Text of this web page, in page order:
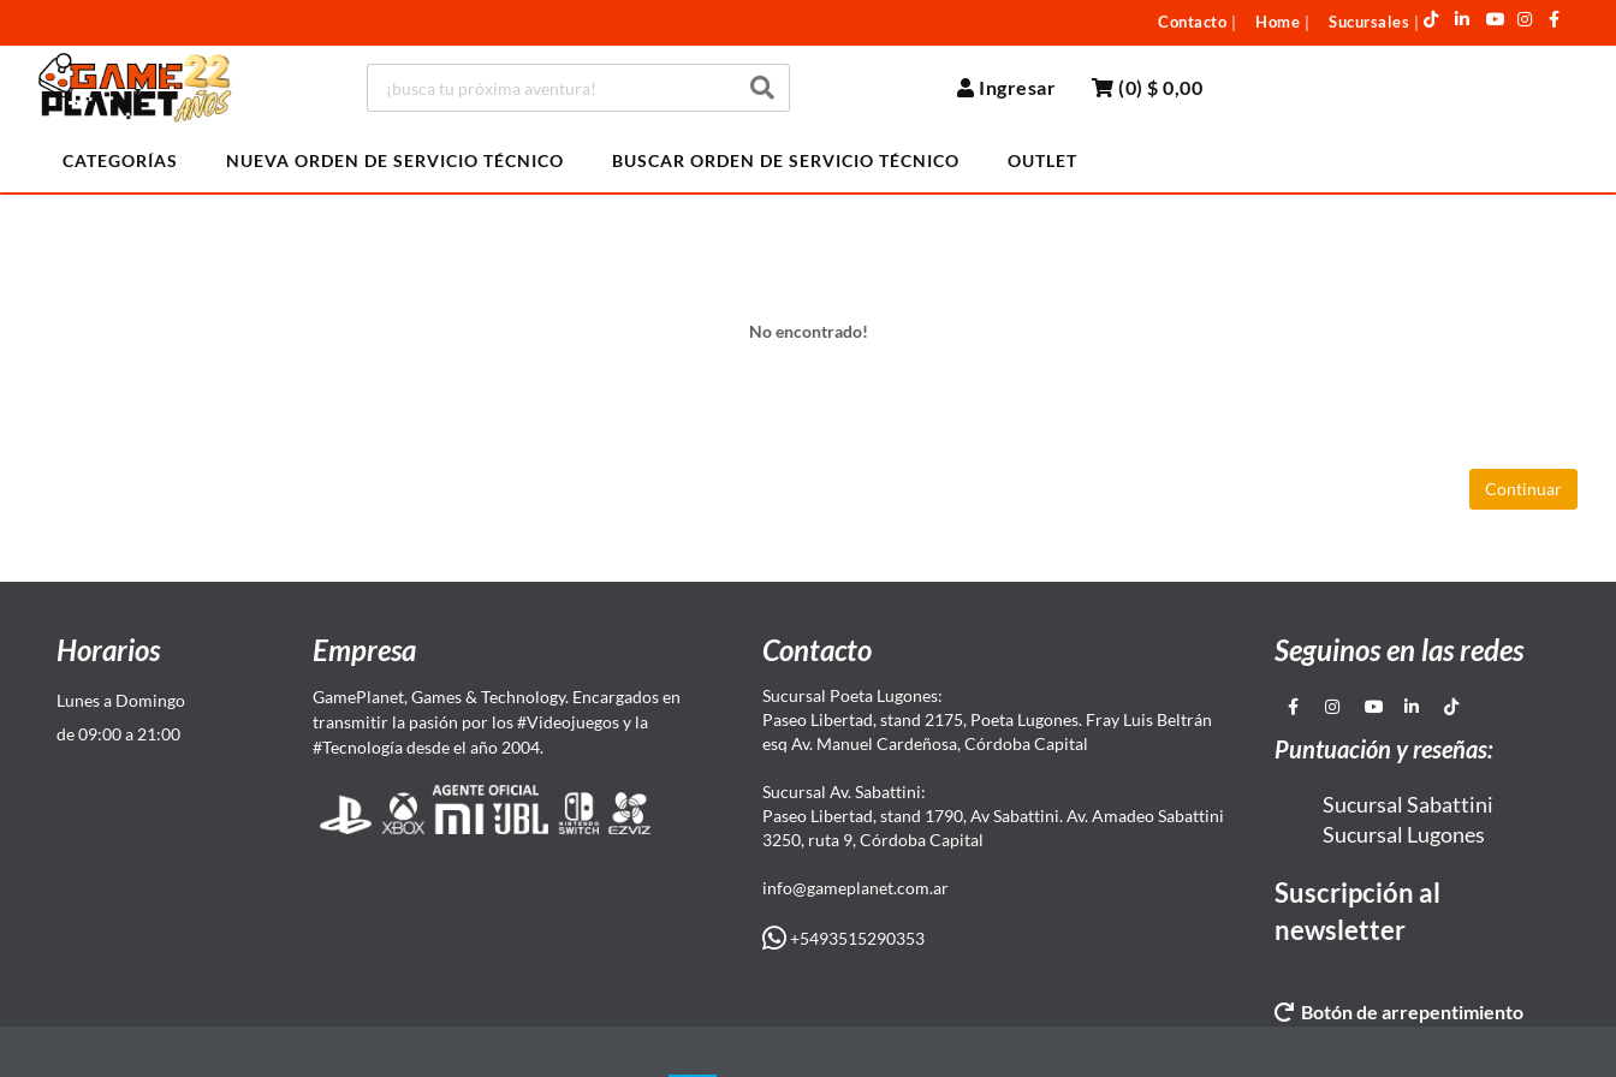
Contacto Home Sucursales
Ingresar (0)$ 0,00
CATEGORÍAS NUEVA ORDEN DE SERVICIO TÉCNICO BUSCAR ORDEN DE SERVICIO TÉCNICO OUTLET
No encontrado!
Continuar
Horarios
Lunes a Domingo
de 09:00 a 21:00
Empresa
GamePlanet, Games & Technology. Encargados en
transmitir la pasión por los #Videojuegos y la
#Tecnología desde el año 2004.
Contacto
Sucursal Poeta Lugones:
Paseo Libertad, stand 2175, Poeta Lugones. Fray Luis Beltrán
esq Av. Manuel Cardeñosa, Córdoba Capital
Sucursal Av. Sabattini:
Paseo Libertad, stand 1790, Av Sabattini. Av. Amadeo Sabattini
3250, ruta 9, Córdoba Capital
info@gameplanet.com.ar
+5493515290353
Seguinos en las redes
Puntuación y reseñas:
Sucursal Sabattini
Sucursal Lugones
Suscripción al
newsletter
Botón de arrepentimiento